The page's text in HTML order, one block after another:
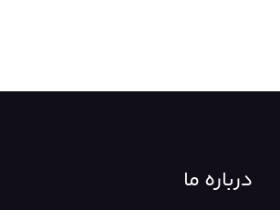
درباره ما